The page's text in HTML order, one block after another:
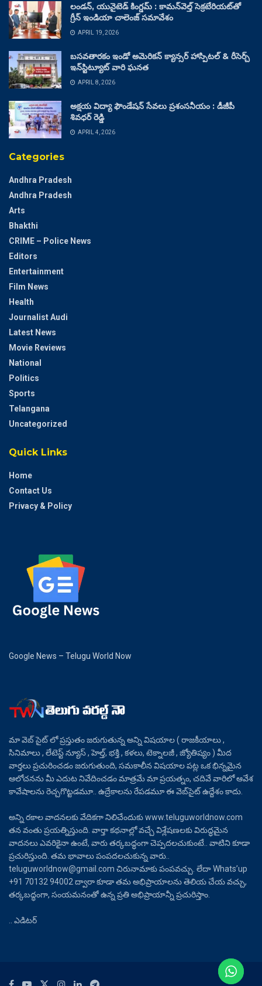
లండన్, యునైటెడ్ కింగ్డమ్ : కామన్‌వెల్త్ సెక్రటేరియట్‌తో
గ్రీన్ ఇండియా చాలెంజ్ సమావేశం
APRIL 19, 2026
బసవతారకం ఇండో అమెరికన్ క్యాన్సర్ హాస్పిటల్ & రీసెర్చ్
ఇన్‌స్టిట్యూట్ వారి ఘనత
APRIL 8, 2026
అక్షయ విద్యా ఫౌండేషన్ సేవలు ప్రశంసనీయం : డీజీపీ
శివధర్ రెడ్డి
APRIL 4, 2026
Categories
Andhra Pradesh
Andhra Pradesh
Arts
Bhakthi
CRIME – Police News
Editors
Entertainment
Film News
Health
Journalist Audi
Latest News
Movie Reviews
National
Politics
Sports
Telangana
Uncategorized
Quick Links
Home
Contact Us
Privacy & Policy
Google News – Telugu World Now
మా వెబ్ సైట్ లో ప్రస్తుతం జరుగుతున్న అన్ని విషయాల ( రాజకీయాలు ,
సినిమాలు , లేటెస్ట్ న్యూస్ , హెల్త్, భక్తి , కళలు, టెక్నాలజీ , జ్యోతిష్యం ) మీద
వార్తలు ప్రచురించడం జరుగుతుంది, సమకాలీన విషయాల పట్ల ఒక భిన్నమైన
ఆలోచనను మీ ఎదుట నివేదించడం మాత్రమే మా ప్రయత్నం, చదివే వారిలో ఆవేశ
కావేషాలను రెచ్చగొట్టడమూ.. ఉద్రేకాలను రేపడమూ ఈ వెబ్‌సైట్ ఉద్దేశం కాదు.
అన్ని రకాల వాదనలకు వేదికగా నిలిచేందుకు www.teluguworldnow.com
తన వంతు ప్రయత్నిస్తుంది. వార్తా కథనాల్లో వచ్చే విశ్లేషణలకు విరుద్ధమైన
వాదనలు ఎవరికైనా ఉంటే, వారు తర్కబద్ధంగా చెప్పదలచుకుంటే.. వాటిని కూడా
ప్రచురిస్తుంది. తమ భావాలు పంపదలచుకున్న వారు..
teluguworldnow@gmail.com చిరునామాకు పంపవచ్చు. లేదా Whats’up
+91 70132 94002 ద్వారా కూడా తమ అభిప్రాయాలను తెలియ చేయ వచ్చు,
తర్కబద్ధంగా, సంయమనంతో ఉన్న ప్రతి అభిప్రాయాన్నీ ప్రచురిస్తాం.
.. ఎడిటర్